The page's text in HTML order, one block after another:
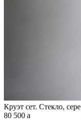
Круэт сет. Стекло,
80 500 a